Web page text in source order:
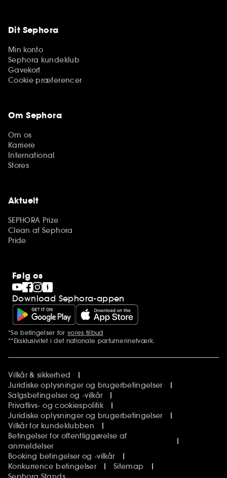
Dit Sephora
Min konto
Sephora kundeklub
Gavekort
Cookie præferencer
Om Sephora
Om os
Karriere
International
Stores
Aktuelt
SEPHORA Prize
Clean at Sephora
Pride
Følg os
Download Sephora-appen
Yderligere bemærkninger
*Se betingelser for vores tilbud
**Eksklusivitet i det nationale parfumerinetværk.
Vilkår & sikkerhed
Juridiske oplysninger og brugerbetingelser
Salgsbetingelser og -vilkår
Privatlivs- og cookiespolitik
Juridiske oplysninger og brugerbetingelser
Vilkår for kundeklubben
Betingelser for offentliggørelse af
anmeldelser
Booking betingelser og -vilkår
Konkurrence betingelser
Sitemap